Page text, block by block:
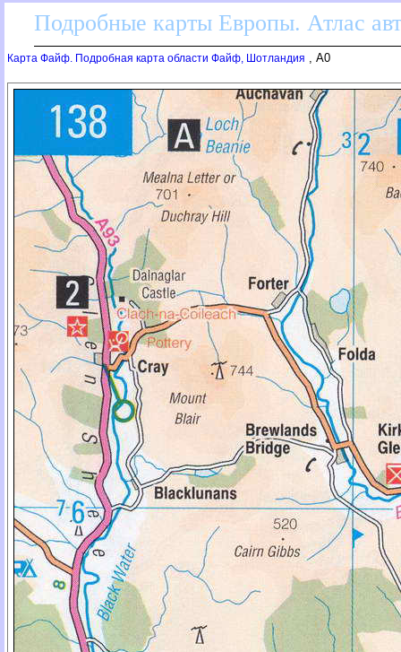
Подробные карты Европы. Атлас
Карта Файф. Подробная карта области Файф, Шотландия , A0